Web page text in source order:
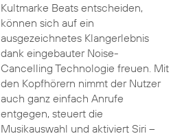
Kultmarke Beats entscheiden,
können sich auf ein
ausgezeichnetes Klangerlebnis
dank eingebauter Noise-
Cancelling Technologie freuen. Mit
den Kopfhörern nimmt der Nutzer
auch ganz einfach Anrufe
entgegen, steuert die
Musikauswahl und aktiviert Siri –